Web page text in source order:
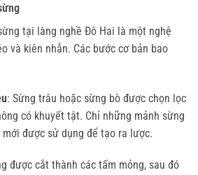
tại làng nghề Đô Hai là một nghệ
và kiên nhẫn. Các bước cơ bản bao
: Sừng trâu hoặc sừng bò được chọn lọc
có khuyết tật. Chỉ những mảnh sừng
được sử dụng để tạo ra lược.
được cắt thành các tấm mỏng, sau đó